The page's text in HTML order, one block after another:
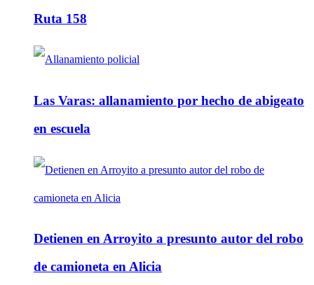
Ruta 158
Las Varas: allanamiento por hecho de abigeato
en escuela
Detienen en Arroyito a presunto autor del robo
de camioneta en Alicia